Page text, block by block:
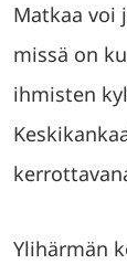
Matkaa voi
missä on
ihmisten
Ylihärmän